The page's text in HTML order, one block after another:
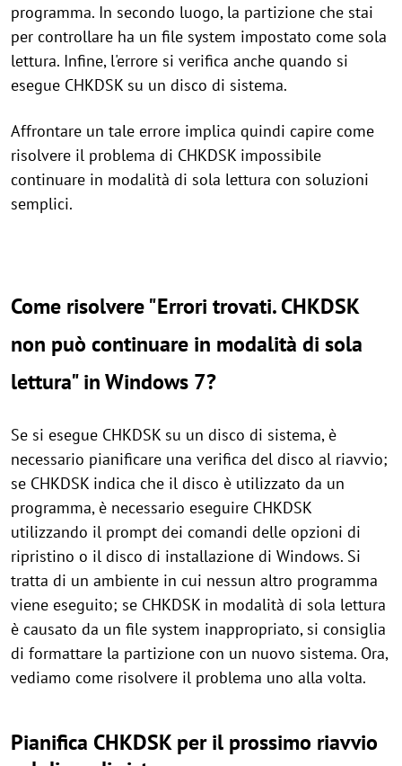
programma. In secondo luogo, la partizione che stai
per controllare ha un file system impostato come sola
lettura. Infine, l'errore si verifica anche quando si
esegue CHKDSK su un disco di sistema.
Affrontare un tale errore implica quindi capire come
risolvere il problema di CHKDSK impossibile
continuare in modalità di sola lettura con soluzioni
semplici.
Come risolvere "Errori trovati. CHKDSK
non può continuare in modalità di sola
lettura" in Windows 7?
Se si esegue CHKDSK su un disco di sistema, è
necessario pianificare una verifica del disco al riavvio;
se CHKDSK indica che il disco è utilizzato da un
programma, è necessario eseguire CHKDSK
utilizzando il prompt dei comandi delle opzioni di
ripristino o il disco di installazione di Windows. Si
tratta di un ambiente in cui nessun altro programma
viene eseguito; se CHKDSK in modalità di sola lettura
è causato da un file system inappropriato, si consiglia
di formattare la partizione con un nuovo sistema. Ora,
vediamo come risolvere il problema uno alla volta.
Pianifica CHKDSK per il prossimo riavvio